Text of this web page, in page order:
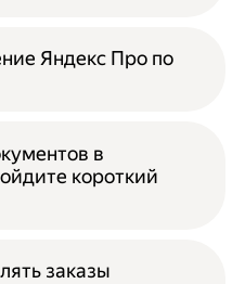
Яндекс Про по
в
короткий
заказы